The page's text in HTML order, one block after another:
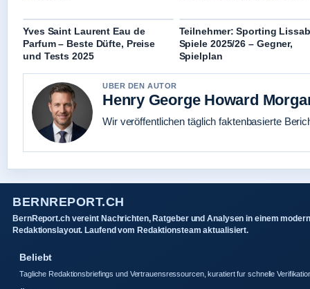
Yves Saint Laurent Eau de
Parfum – Beste Düfte, Preise
und Tests 2025
Teilnehmer: Sporting
Spiele 2025/26 – Gegner,
Spielplan
UBER DEN AUTOR
Henry George Howard
Wir veröffentlichen täglich faktenbasierte
BERNREPORT.CH
BernReport.ch vereint Nachrichten, Ratgeber und Analysen in einem
Redaktionslayout. Laufend vom Redaktionsteam aktualisiert.
Beliebt
Tagliche Redaktionsbriefings und Vertrauensressourcen, kuratiert fur schnelle